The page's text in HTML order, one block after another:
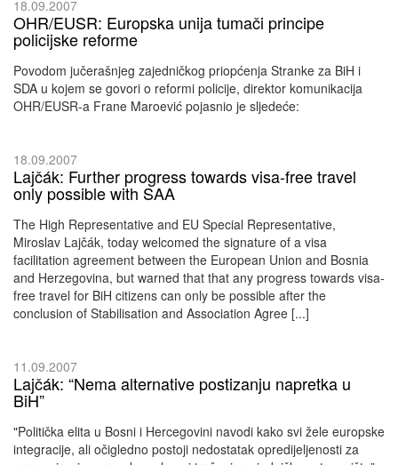
18.09.2007
OHR/EUSR: Europska unija tumači principe
policijske reforme
Povodom jučerašnjeg zajedničkog priopćenja Stranke za BiH i
SDA u kojem se govori o reformi policije, direktor komunikacija
OHR/EUSR-a Frane Maroević pojasnio je sljedeće:
18.09.2007
Lajčák: Further progress towards visa-free travel
only possible with SAA
The High Representative and EU Special Representative,
Miroslav Lajčák, today welcomed the signature of a visa
facilitation agreement between the European Union and Bosnia
and Herzegovina, but warned that that any progress towards visa-
free travel for BiH citizens can only be possible after the
conclusion of Stabilisation and Association Agree [...]
11.09.2007
Lajčák: “Nema alternative postizanju napretka u
BiH”
"Politička elita u Bosni i Hercegovini navodi kako svi žele europske
integracije, ali očigledno postoji nedostatak opredijeljenosti za